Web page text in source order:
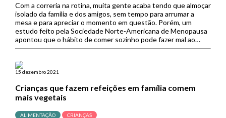
Com a correria na rotina, muita gente acaba tendo que almoçar
isolado da família e dos amigos, sem tempo para arrumar a
mesa e para apreciar o momento em questão. Porém, um
estudo feito pela Sociedade Norte-Americana de Menopausa
apontou que o hábito de comer sozinho pode fazer mal ao
coração. A pesquisa foi feita […]
15 dezembro 2021
Crianças que fazem refeições em família comem
mais vegetais
ALIMENTAÇÃO CRIANÇAS